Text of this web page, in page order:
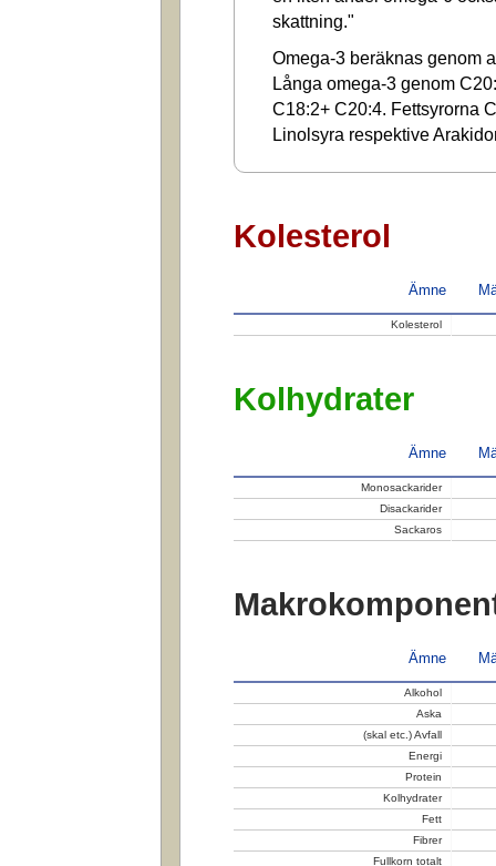
skattning."
Omega-3 beräknas genom
Långa omega-3 genom
C18:2+ C20:4. Fettsyrorna
Linolsyra respektive
Kolesterol
Ämne
Kolesterol
Kolhydrater
Ämne
Monosackarider
Disackarider
Sackaros
Ämne
Alkohol
Aska
(skal etc.) Avfall
Energi
Protein
Kolhydrater
Fett
Fibrer
Fullkorn totalt